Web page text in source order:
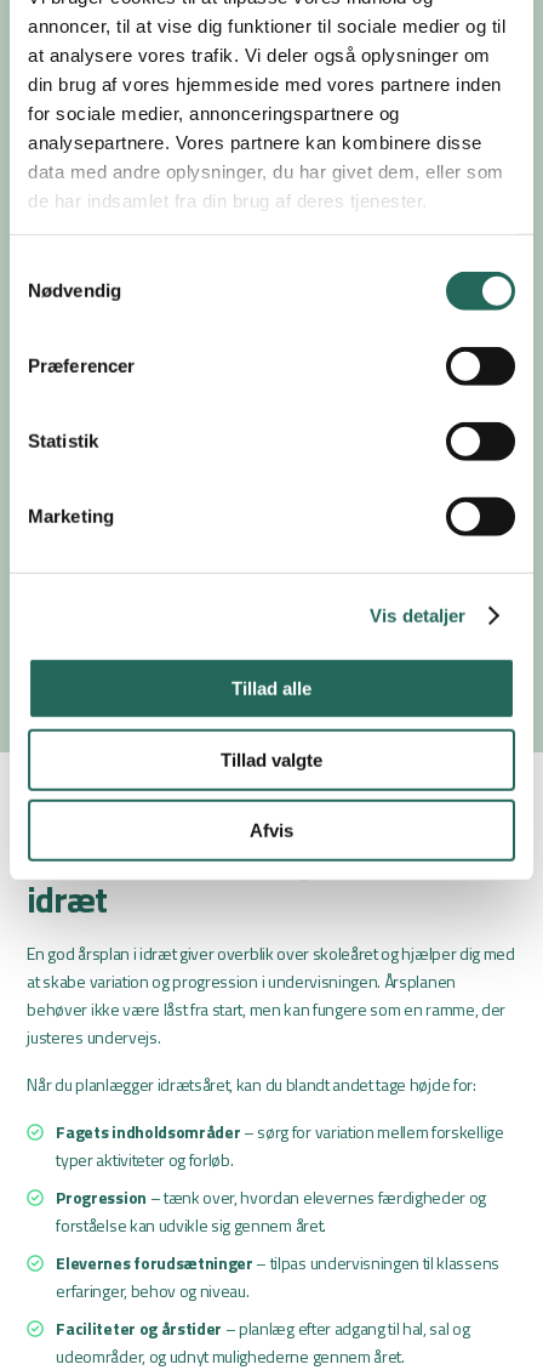
annoncer, til at vise dig funktioner til sociale medier og til
at analysere vores trafik. Vi deler også oplysninger om
din brug af vores hjemmeside med vores partnere inden
for sociale medier, annonceringspartnere og
analysepartnere. Vores partnere kan kombinere disse
data med andre oplysninger, du har givet dem, eller som
de har indsamlet fra din brug af deres tjenester.
Nødvendig
Præferencer
Statistik
Marketing
Vis detaljer
Tillad alle
Tillad valgte
Afvis
Kan jeg bruge årsplanerne direkte?
Hvad indeholder årsplanerne?
Passer årsplanerne til Fælles Mål?
Skal forløbene ligge i den rækkefølge, de står
Sådan laver du en god årsplan i
idræt
En god årsplan i idræt giver overblik over skoleåret og hjælper dig med
at skabe variation og progression i undervisningen. Årsplanen
behøver ikke være låst fra start, men kan fungere som en ramme, der
justeres undervejs.
Når du planlægger idrætsåret, kan du blandt andet tage højde for:
Fagets indholdsområder– sørg for variation mellem forskellige
typer aktiviteter og forløb.
Progression – tænk over, hvordan elevernes færdigheder og
forståelse kan udvikle sig gennem året.
Elevernes forudsætninger– tilpas undervisningen til klassens
erfaringer, behov og niveau.
Faciliteter og årstider – planlæg efter adgang til hal, sal og
udeområder, og udnyt mulighederne gennem året.